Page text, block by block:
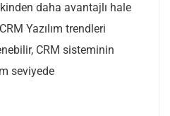
daha avantajlı hale
Yazılım trendleri
CRM sisteminin
seviyede